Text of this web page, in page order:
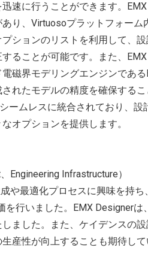
速に行うことができます。
り、Virtuosoプラットフォーム
ションのリストを利用して、
ることが可能です。また、
磁界モデリングエンジンである
れたモデルの精度を確保するこ
ームレスに統合されており、設
オプションを提供します。
Engineering Infrastructure）
や最適化プロセスに興味を持
を行いました。EMX Designer
ました。また、ケイデンスの
産性が向上することも期待して